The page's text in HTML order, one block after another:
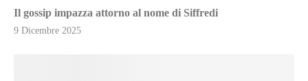
Il gossip impazza attorno al nome di Siffredi
9 Dicembre 2025